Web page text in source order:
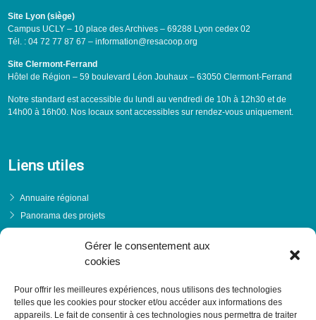
Gérer le consentement aux
cookies
Pour offrir les meilleures expériences, nous utilisons des technologies
telles que les cookies pour stocker et/ou accéder aux informations des
appareils. Le fait de consentir à ces technologies nous permettra de traiter
Site Lyon (siège)
Campus UCLY – 10 place des Archives – 69288 Lyon cedex 02
Tél. : 04 72 77 87 67 – information@resacoop.org
Site Clermont-Ferrand
Hôtel de Région – 59 boulevard Léon Jouhaux – 63050 Clermont-Ferrand
Notre standard est accessible du lundi au vendredi de 10h à 12h30 et de
14h00 à 16h00. Nos locaux sont accessibles sur rendez-vous uniquement.
Liens utiles
Annuaire régional
Panorama des projets